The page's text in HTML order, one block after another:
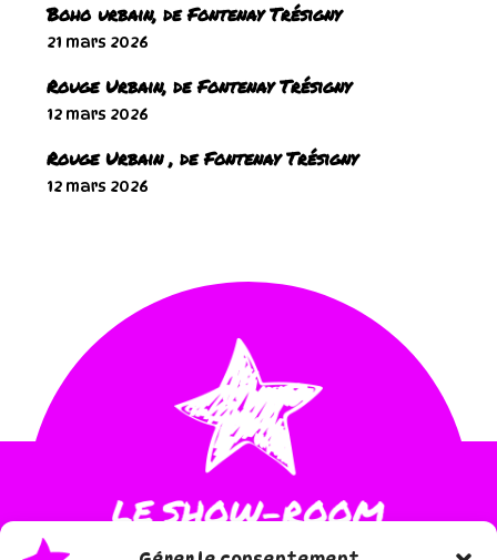
Boho urbain, de Fontenay Trésigny
21 mars 2026
Rouge Urbain, de Fontenay Trésigny
12 mars 2026
Rouge Urbain , de Fontenay Trésigny
12 mars 2026